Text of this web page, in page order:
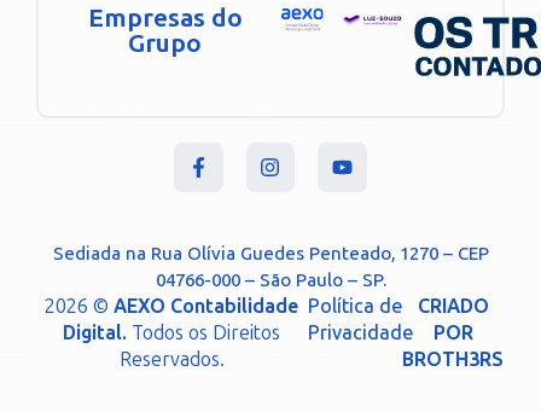
Empresas do
Grupo
Sediada na Rua Olívia Guedes Penteado, 1270 – CEP
04766-000 – São Paulo – SP.
2026 ©AEXO Contabilidade
Digital. Todos os Direitos
Reservados.
Política de
Privacidade
CRIADO
POR
BROTH3RS